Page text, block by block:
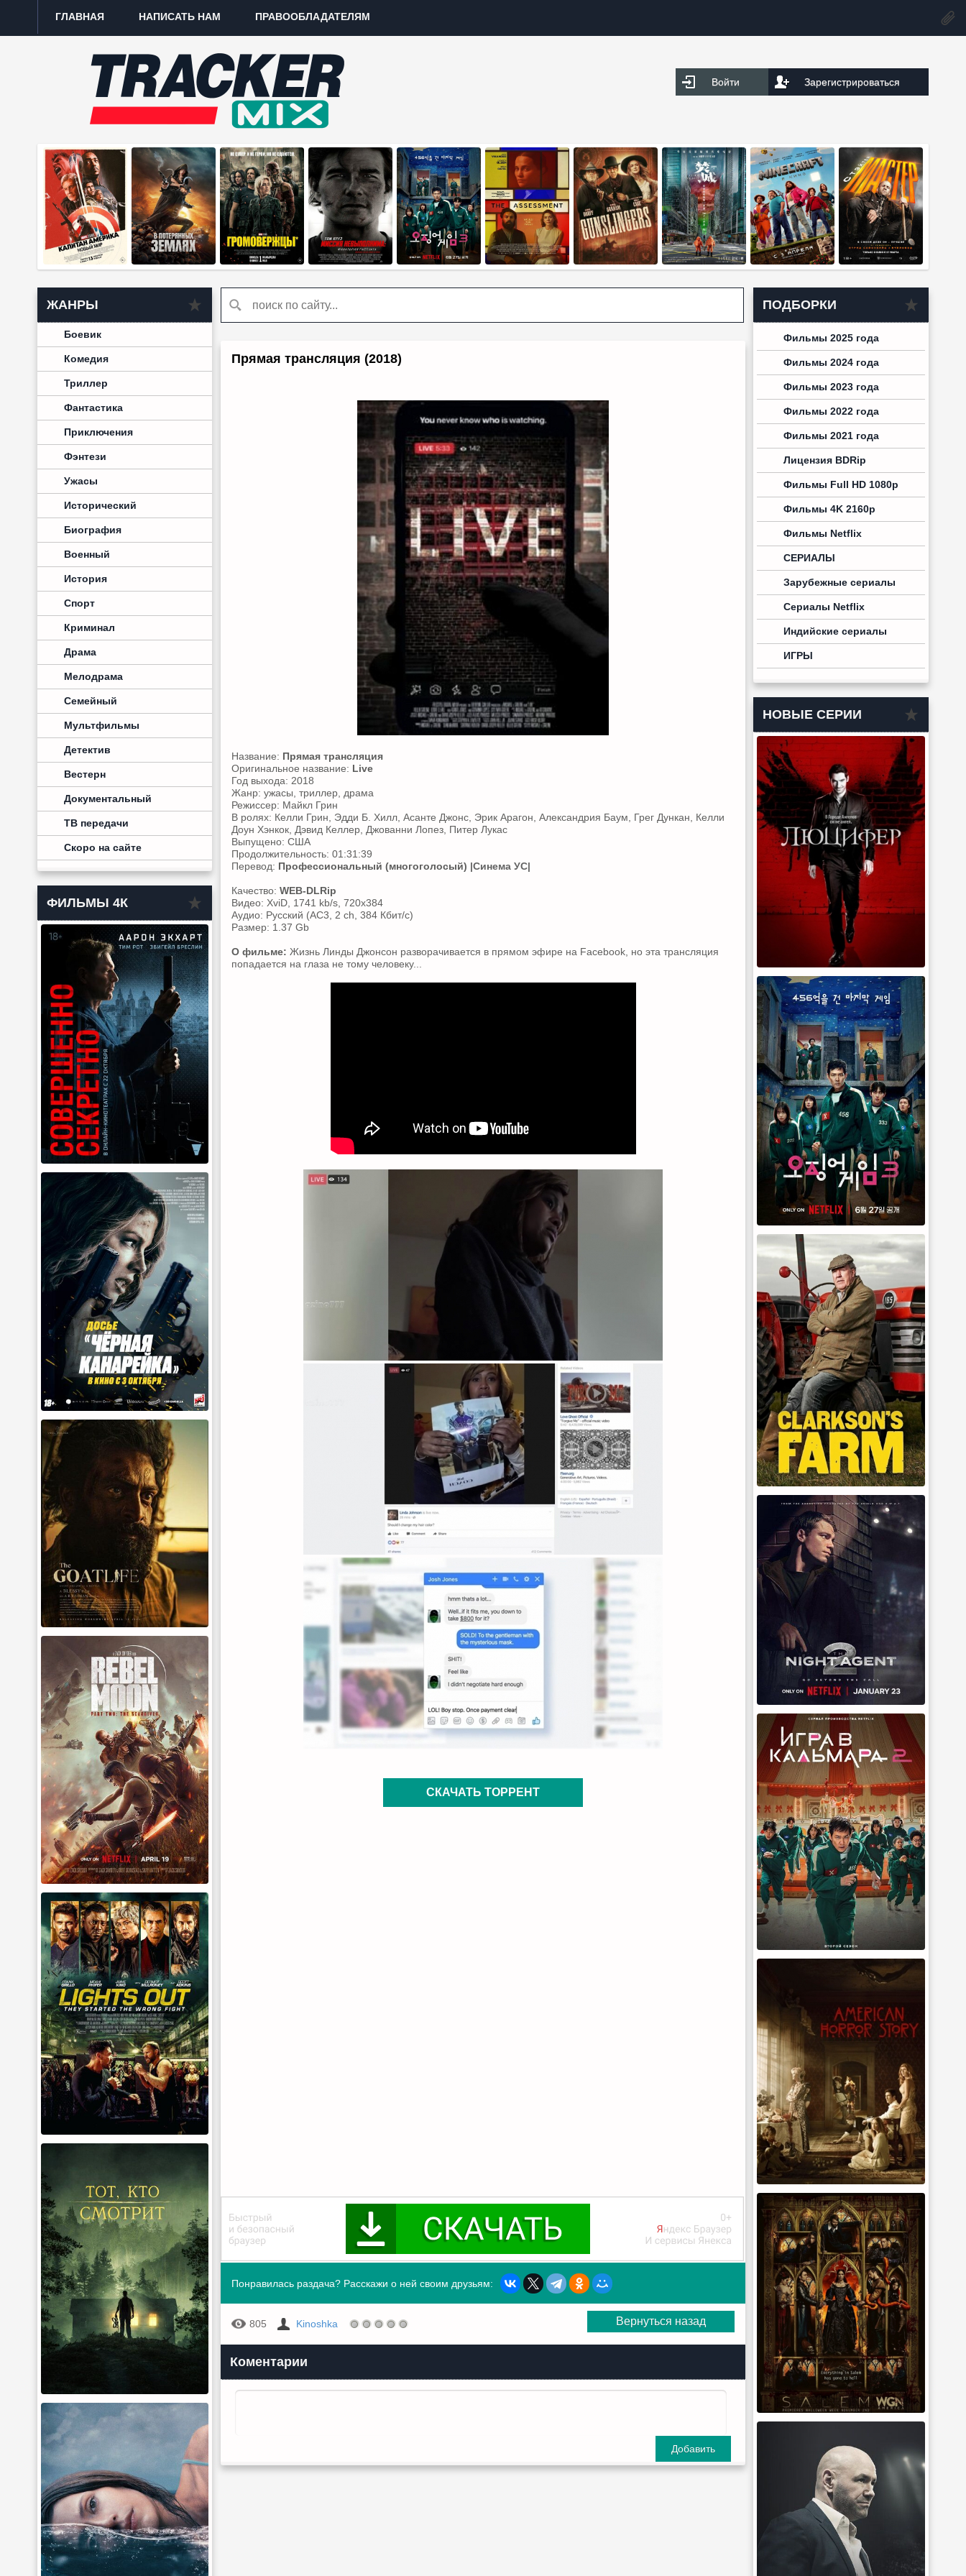
ГЛАВНАЯ НАПИСАТЬ НАМ ПРАВООБЛАДАТЕЛЯМ
Войти Зарегистрироваться
ЖАНРЫ
Боевик
Комедия
Триллер
Фантастика
Приключения
Фэнтези
Ужасы
Исторический
Биография
Военный
История
Спорт
Криминал
Драма
Мелодрама
Семейный
Мультфильмы
Детектив
Вестерн
Документальный
ТВ передачи
Скоро на сайте
ФИЛЬМЫ 4К
Прямая трансляция (2018)
Название: Прямая трансляция
Оригинальное название: Live
Год выхода: 2018
Жанр: ужасы, триллер, драма
Режиссер: Майкл Грин
В ролях: Келли Грин, Эдди Б. Хилл, Асанте Джонс, Эрик Арагон, Александрия Баум, Грег Дункан, Келли
Доун Хэнкок, Дэвид Келлер, Джованни Лопез, Питер Лукас
Выпущено: США
Продолжительность: 01:31:39
Перевод: Профессиональный (многоголосый) |Синема УС|
Качество: WEB-DLRip
Видео: XviD, 1741 kb/s, 720x384
Аудио: Русский (AC3, 2 ch, 384 Кбит/с)
Размер: 1.37 Gb
О фильме: Жизнь Линды Джонсон разворачивается в прямом эфире на Facebook, но эта трансляция
попадается на глаза не тому человеку...
СКАЧАТЬ ТОРРЕНТ
Понравилась раздача? Расскажи о ней своим друзьям:
805 Kinoshka Вернуться назад
Коментарии
Добавить
ПОДБОРКИ
Фильмы 2025 года
Фильмы 2024 года
Фильмы 2023 года
Фильмы 2022 года
Фильмы 2021 года
Лицензия BDRip
Фильмы Full HD 1080p
Фильмы 4K 2160p
Фильмы Netflix
СЕРИАЛЫ
Зарубежные сериалы
Сериалы Netflix
Индийские сериалы
ИГРЫ
НОВЫЕ СЕРИИ